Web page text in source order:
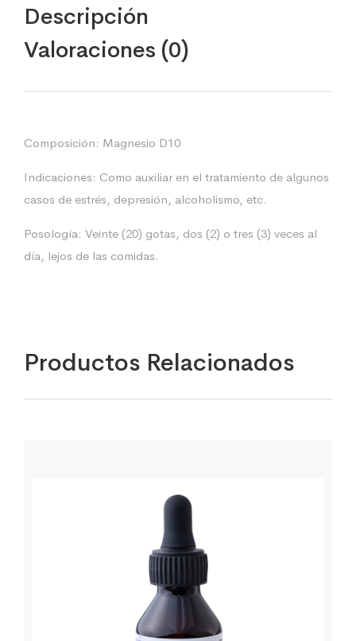
Descripción
Valoraciones (0)
Composición: Magnesio D10
Indicaciones: Como auxiliar en el tratamiento de algunos
casos de estrés, depresión, alcoholismo, etc.
Posología: Veinte (20) gotas, dos (2) o tres (3) veces al
día, lejos de las comidas.
Productos Relacionados